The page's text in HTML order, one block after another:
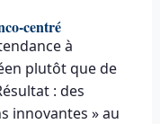
centré
à
plutôt que de
: des
innovantes » au